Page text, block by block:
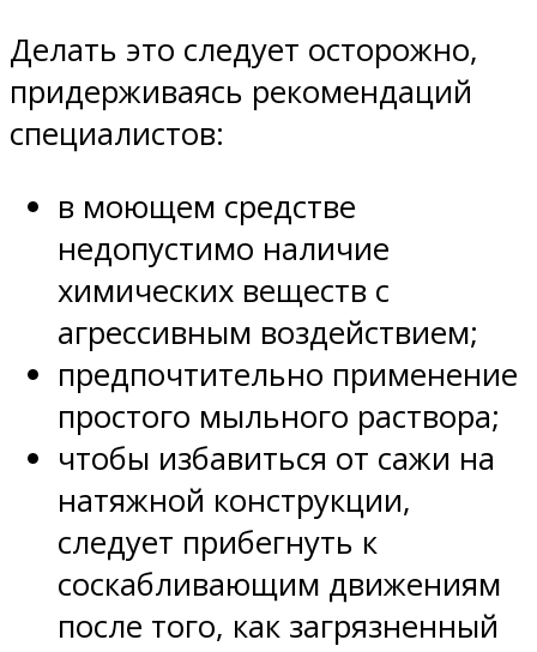
Делать это следует осторожно,
придерживаясь рекомендаций
специалистов:
в моющем средстве
недопустимо наличие
химических веществ с
агрессивным воздействием;
предпочтительно применение
простого мыльного раствора;
чтобы избавиться от сажи на
натяжной конструкции,
следует прибегнуть к
соскабливающим движениям
после того, как загрязненный